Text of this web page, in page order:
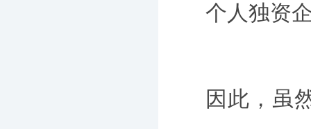
个人独资
因此，虽